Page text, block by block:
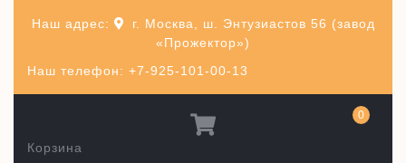
Наш телефон: +7-925-101-00-13
Наш адрес:
г. Москва, ш. Энтузиастов 56 (завод
«Прожектор»)
Корзина
0